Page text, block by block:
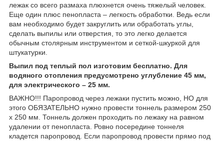
лежак со всего размаха плюхнется очень тяжелый человек.
Еще один плюс пенопласта – легкость обработки. Ведь если
вам необходимо будет закруглить или обработать углы,
сделать выпилы или отверстия, то это легко делается
обычным столярным инструментом и сеткой-шкуркой для
штукатурки.
Выпил под теплый пол изготовим бесплатно. Для
водяного отопления предусмотрено углубление 45 мм,
для электрического – 25 мм.
ВАЖНО!!! Паропровод через лежаки пустить можно, НО для
этого ОБЯЗАТЕЛЬНО нужно провести тоннель размером 250
x 250 мм. Тоннель должен проходить по лежаку на равном
удалении от пенопласта. Ровно посередине тоннеля
кладется паропровод. Если паропровод провести прямо под